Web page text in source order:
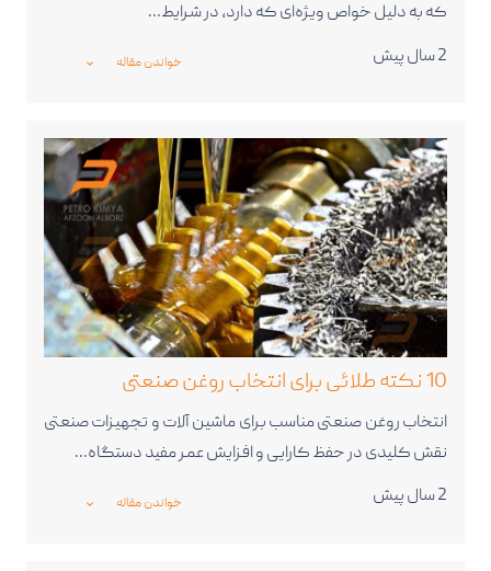
که به دلیل خواص ویژه‌ای که دارد، در شرایط…
2 سال پیش
خواندن مقاله _expand_more_
10 نکته طلائی برای انتخاب روغن صنعتی
انتخاب روغن صنعتی مناسب برای ماشین ‌آلات و تجهیزات صنعتی
نقش کلیدی در حفظ کارایی و افزایش عمر مفید دستگاه‌…
2 سال پیش
خواندن مقاله _expand_more_